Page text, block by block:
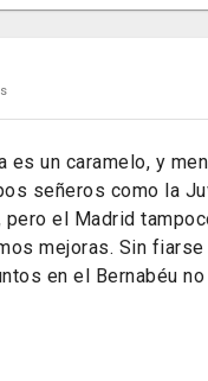
es un caramelo, y
señeros como la
pero el Madrid
mejoras. Sin
en el Bernabéu